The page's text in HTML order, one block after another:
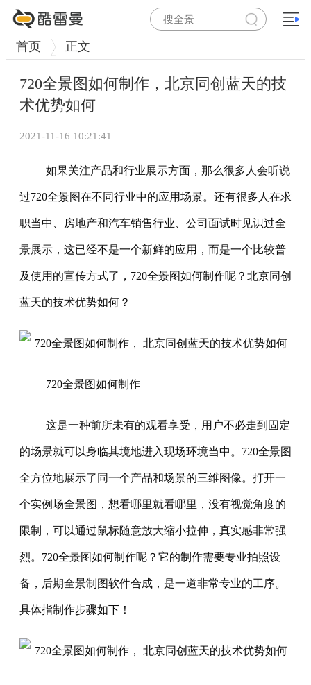
首页 正文
720全景图如何制作，北京同创蓝天的技
术优势如何
2021-11-16 10:21:41
如果关注产品和行业展示方面，那么很多人会听说
过720全景图在不同行业中的应用场景。还有很多人在求
职当中、房地产和汽车销售行业、公司面试时见识过全
景展示，这已经不是一个新鲜的应用，而是一个比较普
及使用的宣传方式了，720全景图如何制作呢？北京同创
蓝天的技术优势如何？
720全景图如何制作
这是一种前所未有的观看享受，用户不必走到固定
的场景就可以身临其境地进入现场环境当中。720全景图
全方位地展示了同一个产品和场景的三维图像。打开一
个实例场全景图，想看哪里就看哪里，没有视觉角度的
限制，可以通过鼠标随意放大缩小拉伸，真实感非常强
烈。720全景图如何制作呢？它的制作需要专业拍照设
备，后期全景制图软件合成，是一道非常专业的工序。
具体指制作步骤如下！